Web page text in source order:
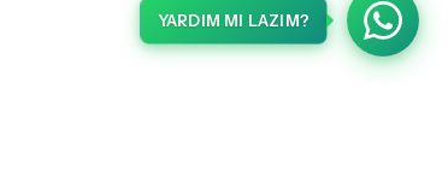
YARDIM MI LAZIM?